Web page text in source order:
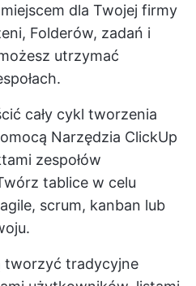
dla Twojej firmy
Folderów, zadań i
utrzymać
cały cykl tworzenia
Narzędzia ClickUp
zespołów
tablice w celu
scrum, kanban lub
tworzyć tradycyjne